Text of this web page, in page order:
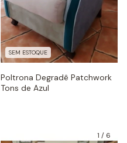
SEM ESTOQUE
Poltrona Degradê Patchwork
Tons de Azul
1 / 6